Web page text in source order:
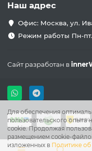
Для обеспечения
пользовательского опыта
cookie. Продолжая
размещением cookie-
изложенных в Политике
Наш адрес
Офис: Москва, ул.
Режим работы Пн-
Сайт разработан в